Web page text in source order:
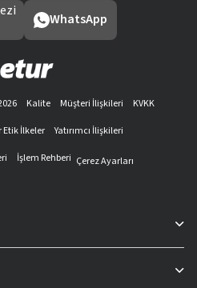
WhatsApp
Kalite Müşteri İlişkileri
KVKK
Etik İlkeler
Yatırımcı İlişkileri
İşlem Rehberi Çerez Ayarları